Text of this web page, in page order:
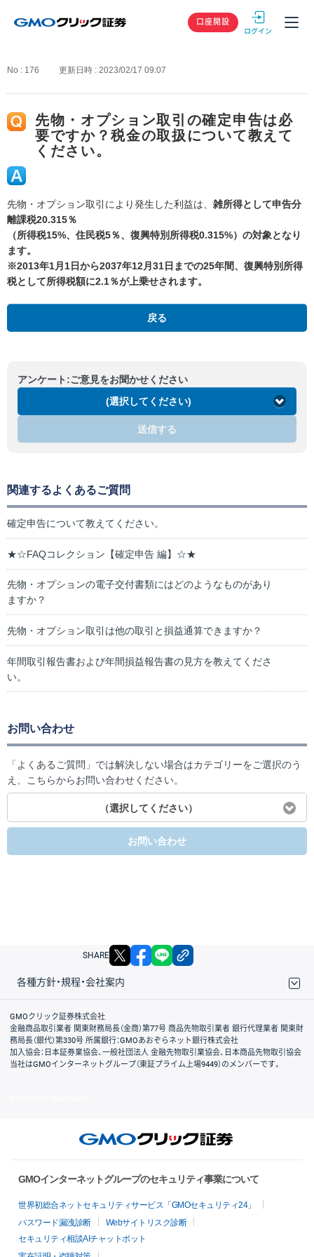
GMOクリック
口座開設
No : 176 更新日時 : 2023/02/17 09:07
先物・オプション取引の確定申告は必
要ですか？税金の取扱について教えて
ください。
先物・オプション取引により発生した利益は、 雑所得として申告分
離課税20.315％
（所得税15%、住民税5％、復興特別所得税0.315%） の対象となり
ます。
※2013年1月1日から2037年12月31日までの25年間、復興特別所得
税として所得税額に2.1％が上乗せされます。
戻る
アンケート:ご意見をお聞かせください
(選択してください)
送信する
関連するよくあるご質問
確定申告について教えてください。
★☆FAQコレクション【確定申告 編】☆★
先物・オプションの電子交付書類にはどのようなものがあり
ますか？
先物・オプション取引は他の取引と損益通算できますか？
年間取引報告書および年間損益報告書の見方を教えてくださ
い。
お問い合わせ
「よくあるご質問」では解決しない場合はカテゴリーをご選択のう
え、こちらからお問い合わせください。
（選択してください）
お問い合わせ
SHARE X facebook
各種方針・規程・会社案内
取引規程・約款
サイトマップ
その他のご案内
個人情報保護方針
最良執行方針
サイトのご利用について
ディスクレイマー
信託保全
リスク説明
会社案内
GMOクリック証券株式会社
金融商品取引業者 関東財務局長（金商）第77号 商品先物取引業者 銀行代理業者 関東財
務局長（銀代）第330号 所属銀行：GMOあおぞらネット銀行株式会社
加入協会：日本証券業協会、一般社団法人 金融先物取引業協会、日本商品先物取引協会
当社はGMOインターネットグループ（東証プライム上場9449）のメンバーです。
GMOインターネットグループのセキュリティ事業について
世界初総合ネットセキュリティサービス「GMOセキュリティ24」
パスワード漏洩診断
Webサイトリスク診断
セキュリティ相談AIチャットボット